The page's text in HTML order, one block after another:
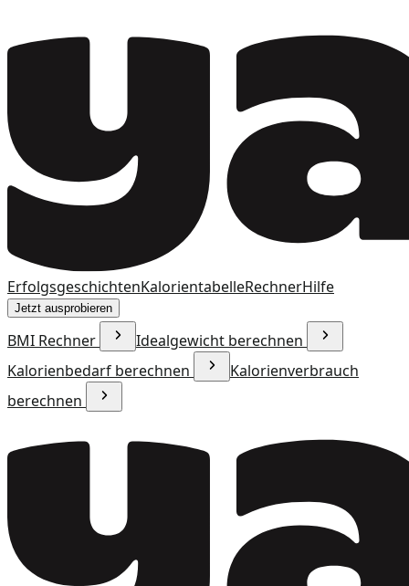
ErfolgsgeschichtenKalorientabelleRechnerHilfe
Jetzt ausprobieren
BMI Rechner
Idealgewicht berechnen
Kalorienbedarf berechnen
Kalorienverbrauch
berechnen